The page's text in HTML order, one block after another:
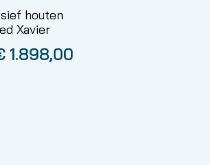
houten
Xavier
1.898,00